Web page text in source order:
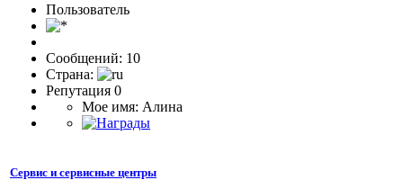
Пользоватeль
Сообщений: 10
Страна:
Репутация 0
Мое имя: Алина
Сервис и сервисные центры